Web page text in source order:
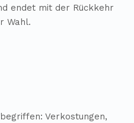
endet mit der Rückkehr
Wahl.
Verkostungen,